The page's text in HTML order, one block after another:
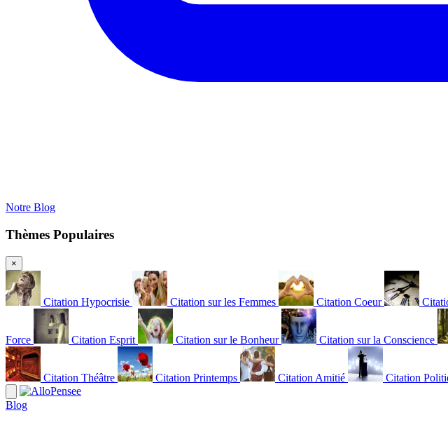
Notre Blog
Thèmes Populaires
×
Citation Hypocrisie Citation sur les Femmes Citation Coeur
Force Citation Esprit Citation sur le Bonheur Citation sur la Conscience
Citation Théâtre Citation Printemps Citation Amitié Citation
Blog